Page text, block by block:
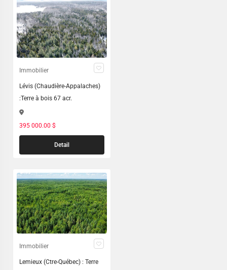
Immobilier
Lévis (Chaudière-Appalaches)
:Terre à bois 67 acr.
395 000.00 $
Detail
Immobilier
Lemieux (Ctre-Québec) : Terre